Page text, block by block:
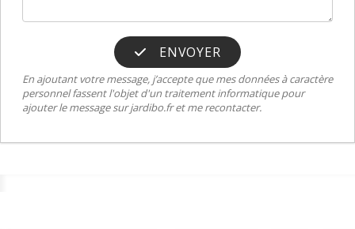
ENVOYER
En ajoutant votre message, j’accepte que mes données à caractère
personnel fassent l'objet d'un traitement informatique pour
ajouter le message sur jardibo.fr et me recontacter.